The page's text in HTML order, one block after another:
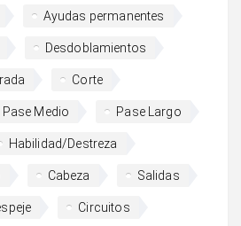
Ayudas permanentes
Desdoblamientos
Corte
Pase Medio Pase Largo
Habilidad/Destreza
Cabeza Salidas
Circuitos